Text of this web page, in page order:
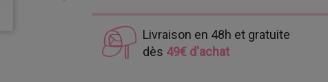
Livraison en 48h et gratuite
dès 49€ d'achat